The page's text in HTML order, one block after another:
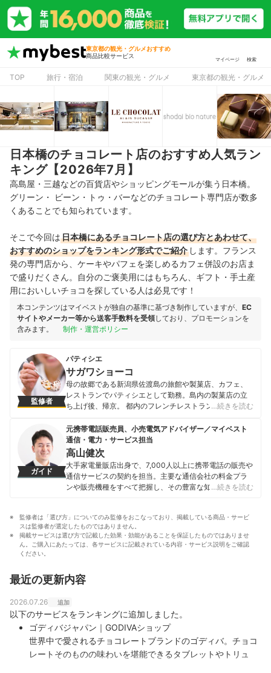
東京都の観光・グルメおすすめ
商品比較サービス
マイページ 検索
TOP 旅行・宿泊 関東の観光・グルメ 東京都の観光・グルメ
日本橋のチョコレート店のおすすめ人気ラン
キング【2026年7月】
高島屋・三越などの百貨店やショッピングモールが集う日本橋。
グリーン・ ビーン・トゥ・バーなどのチョコレート専門店が数多
くあることでも知られています。
そこで今回は日本橋にあるチョコレート店の選び方とあわせて、
おすすめのショップをランキング形式でご紹介 します。フランス
発の専門店から、ケーキやパフェを楽しめるカフェ併設のお店ま
で盛りだくさん。自分のご褒美用にはもちろん、ギフト・手土産
用においしいチョコを探している人は必見です！
本コンテンツはマイベストが独自の基準に基づき制作していますが、 EC
サイトやメーカー等から送客手数料を受領しており、プロモーションを
含みます。
制作・運営ポリシー
監修者
パティシエ
サガワショーコ
母の故郷である新潟県佐渡島の旅館や製菓店、カフェ、
レストランでパティシエとして勤務。島内の製菓店の立
ち上げ後、帰京。 都内のフレンチレストランSincereパテ
からインターネットやリアル店舗と境無く日々活動中。
サガワショーコのプロフィール
…続きを読む
ガイド
元携帯電話販売員、小売電気アドバイザー／マイベスト
通信・電力・サービス担当
高山健次
大手家電量販店出身で、7,000人以上に携帯電話の販売や
通信サービスの契約を担当。主要な通信会社の料金プラ
ンや販売機種をすべて把握し、その豊富な知識で店舗販
ア・インターネットプロバイダーなどの通信会社を専門
に担当しており、格安SIMやホームルーターを実際に回線
契約し各社の料金プランや通信速度の比較を行うととも
た通信サービスだけでなく、ファイナンシャルプランナ
ーの視点含めて電気代など固定費支出見直しのガイドも
…続きを読む
監修者は「選び方」についてのみ監修をおこなっており、掲載している商品・サービ
スは監修者が選定したものではありません。
掲載サービスは選び方で記載した効果・効能があることを保証したものではありませ
ん。ご購入にあたっては、各サービスに記載されている内容・サービス説明をご確認
ください。
最近の更新内容
2026.07.26 追加
以下のサービスをランキングに追加しました。
ゴディバジャパン｜GODIVAショップ
世界中で愛されるチョコレートブランドのゴディバ。チョコ
レートそのものの味わいを堪能できるタブレットやトリュ